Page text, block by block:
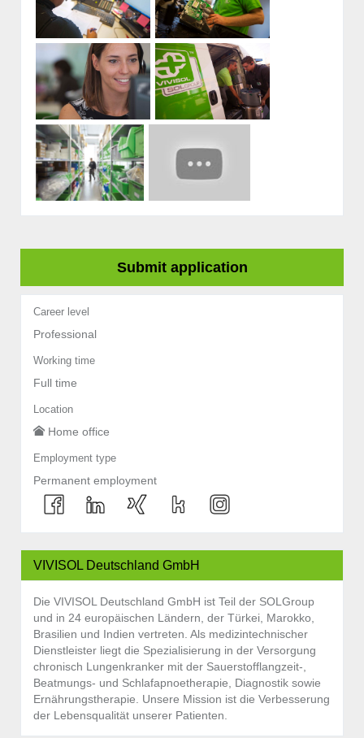
Submit application
Career level
Professional
Working time
Full time
Location
Home office
Employment type
Permanent employment
VIVISOL Deutschland GmbH
Die VIVISOL Deutschland GmbH ist Teil der SOLGroup
und in 24 europäischen Ländern, der Türkei, Marokko,
Brasilien und Indien vertreten. Als medizintechnischer
Dienstleister liegt die Spezialisierung in der Versorgung
chronisch Lungenkranker mit der Sauerstofflangzeit-,
Beatmungs- und Schlafapnoetherapie, Diagnostik sowie
Ernährungstherapie. Unsere Mission ist die Verbesserung
der Lebensqualität unserer Patienten.